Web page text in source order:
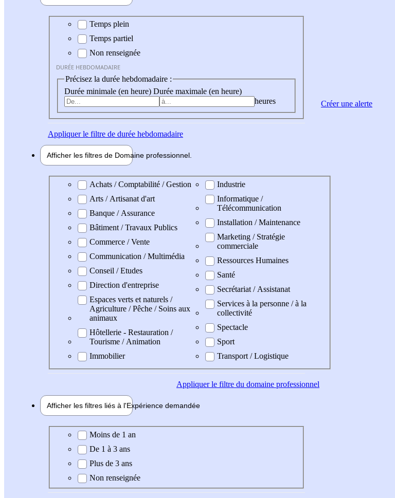
Durée hebdomadaire
Temps plein
Temps partiel
Non renseignée
DURÉE HEBDOMADAIRE
Précisez la durée hebdomadaire :
Durée minimale (en heure) Durée maximale (en heure)
heures
Appliquerle filtre de durée hebdomadaire
Afficher les filtres de Domaine professionnel
Domaine professionel
Achats / Comptabilité / Gestion
Arts / Artisanat d'art
Banque / Assurance
Bâtiment / Travaux Publics
Commerce / Vente
Communication / Multimédia
Conseil / Etudes
Direction d'entreprise
Espaces verts et naturels /
Agriculture / Pêche / Soins aux
animaux
Hôtellerie - Restauration /
Tourisme / Animation
Immobilier
Industrie
Informatique /
Télécommunication
Installation / Maintenance
Marketing / Stratégie
commerciale
Ressources Humaines
Santé
Secrétariat / Assistanat
Services à la personne / à la
collectivité
Spectacle
Sport
Transport / Logistique
Appliquerle filtre du domaine professionnel
Afficher les filtres liés à l'Expérience demandée
Expérience demandée
Moins de 1 an
De 1 à 3 ans
Plus de 3 ans
Non renseignée
Créer une alerte